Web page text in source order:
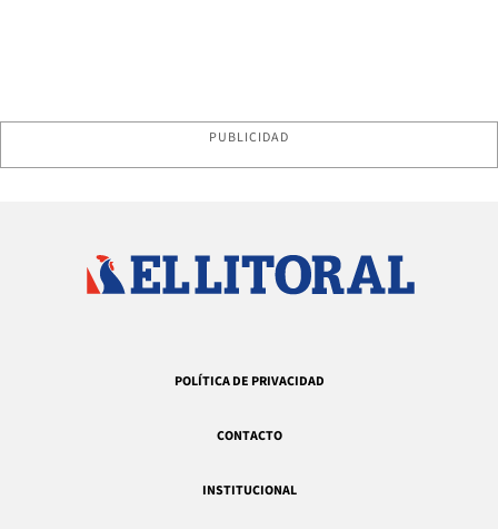
PUBLICIDAD
POLÍTICA DE PRIVACIDAD
CONTACTO
INSTITUCIONAL